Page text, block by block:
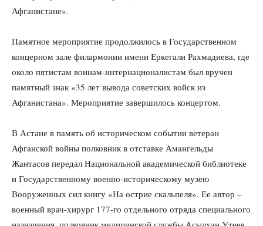
Афганистане».
Памятное мероприятие продолжилось в Государственном
концерном зале филармонии имени Еркегали Рахмадиева, где
около пятистам воинам-интернационалистам был вручен
памятный знак «35 лет вывода советских войск из
Афганистана». Мероприятие завершилось концертом.
В Астане в память об историческом событии ветеран
Афганской войны полковник в отставке Амангельды
Жантасов передал Национальной академической библиотеке
и Государственному военно-историческому музею
Вооруженных сил книгу «На острие скальпеля». Ее автор –
военный врач-хирург 177-го отдельного отряда специального